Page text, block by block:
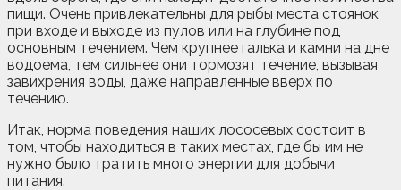
пищи. Очень привлекательны для рыбы места стоянок
при входе и выходе из пулов или на глубине под
основным течением. Чем крупнее галька и камни на дне
водоема, тем сильнее они тормозят течение, вызывая
завихрения воды, даже направленные вверх по
течению.
Итак, норма поведения наших лососевых состоит в
том, чтобы находиться в таких местах, где бы им не
нужно было тратить много энергии для добычи
питания.